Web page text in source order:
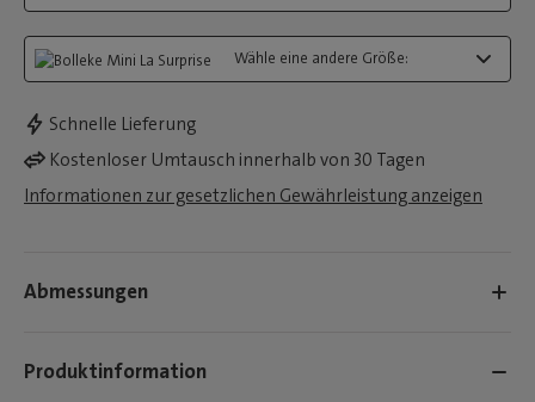
Wähle eine andere Größe:
Schnelle Lieferung
Kostenloser Umtausch innerhalb von 30 Tagen
Informationen zur gesetzlichen Gewährleistung anzeigen
Abmessungen
Produktinformation